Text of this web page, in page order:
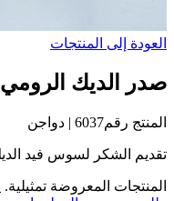
العودة إلى المنتجات
صدر الديك
المنتج رقم6037 | دواجن
تقديم الشكر لسوس فيد
المنتجات المعروضة